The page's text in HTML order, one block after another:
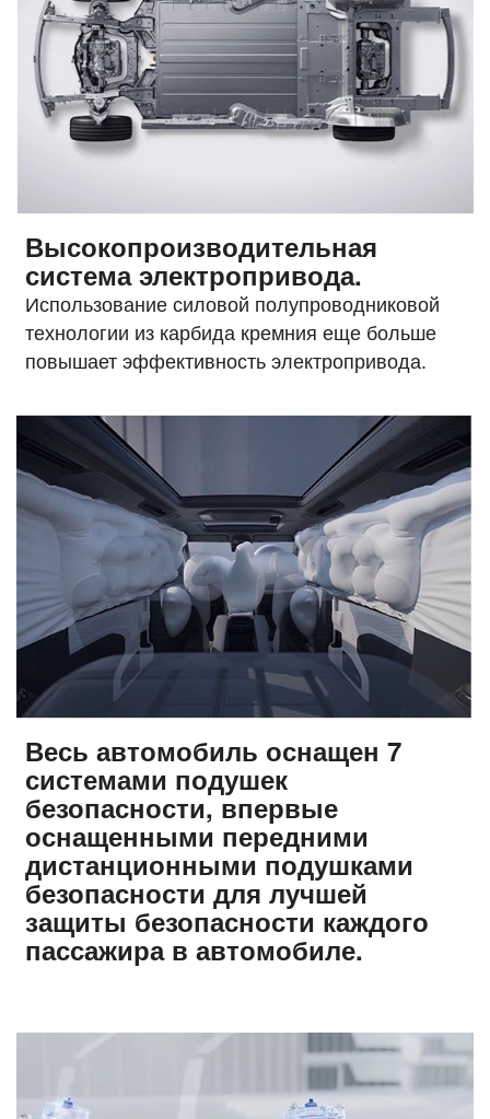
Высокопроизводительная
система электропривода.
Использование силовой полупроводниковой
технологии из карбида кремния еще больше
повышает эффективность электропривода.
Весь автомобиль оснащен 7
системами подушек
безопасности, впервые
оснащенными передними
дистанционными подушками
безопасности для лучшей
защиты безопасности каждого
пассажира в автомобиле.